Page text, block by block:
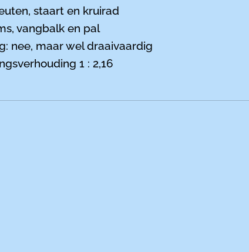
staart en kruirad
vangbalk en pal
nee, maar wel draaivaardig
1 : 2,16